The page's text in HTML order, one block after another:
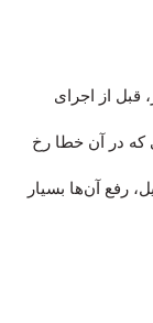
قبل از اجرای
که در آن خطا رخ
رفع آن‌ها بسیار